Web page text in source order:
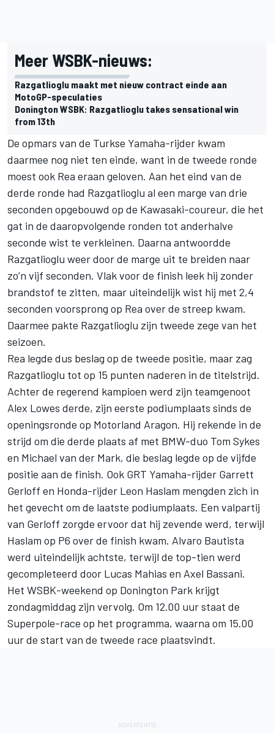
Meer WSBK-nieuws:
Razgatlioglu maakt met nieuw contract einde aan
MotoGP-speculaties
Donington WSBK: Razgatlioglu takes sensational win
from 13th
De opmars van de Turkse Yamaha-rijder kwam
daarmee nog niet ten einde, want in de tweede ronde
moest ook Rea eraan geloven. Aan het eind van de
derde ronde had Razgatlioglu al een marge van drie
seconden opgebouwd op de Kawasaki-coureur, die het
gat in de daaropvolgende ronden tot anderhalve
seconde wist te verkleinen. Daarna antwoordde
Razgatlioglu weer door de marge uit te breiden naar
zo’n vijf seconden. Vlak voor de finish leek hij zonder
brandstof te zitten, maar uiteindelijk wist hij met 2,4
seconden voorsprong op Rea over de streep kwam.
Daarmee pakte Razgatlioglu zijn tweede zege van het
seizoen.
Rea legde dus beslag op de tweede positie, maar zag
Razgatlioglu tot op 15 punten naderen in de titelstrijd.
Achter de regerend kampioen werd zijn teamgenoot
Alex Lowes derde, zijn eerste podiumplaats sinds de
openingsronde op Motorland Aragon. Hij rekende in de
strijd om die derde plaats af met BMW-duo Tom Sykes
en Michael van der Mark, die beslag legde op de vijfde
positie aan de finish. Ook GRT Yamaha-rijder Garrett
Gerloff en Honda-rijder Leon Haslam mengden zich in
het gevecht om de laatste podiumplaats. Een valpartij
van Gerloff zorgde ervoor dat hij zevende werd, terwijl
Haslam op P6 over de finish kwam. Alvaro Bautista
werd uiteindelijk achtste, terwijl de top-tien werd
gecompleteerd door Lucas Mahias en Axel Bassani.
Het WSBK-weekend op Donington Park krijgt
zondagmiddag zijn vervolg. Om 12.00 uur staat de
Superpole-race op het programma, waarna om 15.00
uur de start van de tweede race plaatsvindt.